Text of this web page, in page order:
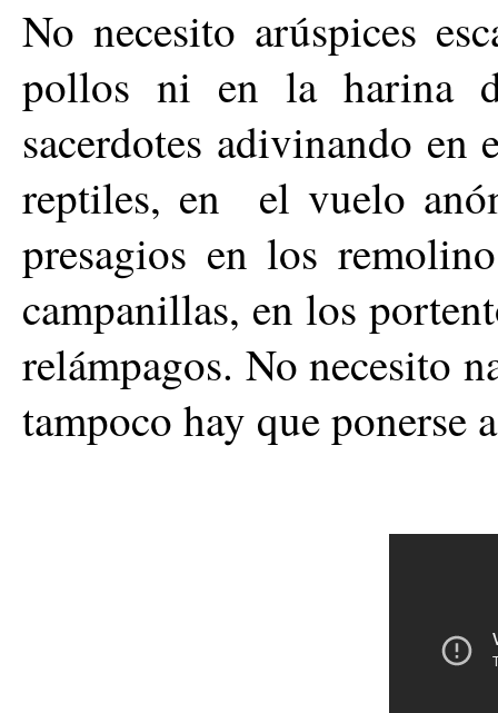
No necesito arúspices
pollos ni en la harina
sacerdotes adivinando
reptiles, en el vuelo
presagios en los
campanillas, en los
relámpagos. No necesito
tampoco hay que ponerse